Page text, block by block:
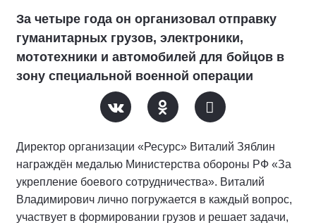
За четыре года он организовал отправку
гуманитарных грузов, электроники,
мототехники и автомобилей для бойцов в
зону специальной военной операции
Директор организации «Ресурс» Виталий Зяблин
награждён медалью Министерства обороны РФ «За
укрепление боевого сотрудничества». Виталий
Владимирович лично погружается в каждый вопрос,
участвует в формировании грузов и решает задачи,